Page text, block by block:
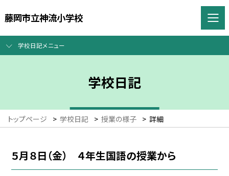
藤岡市立神流小学校
学校日記メニュー
学校日記
トップページ > 学校日記 > 授業の様子 > 詳細
５月８日（金） ４年生国語の授業から